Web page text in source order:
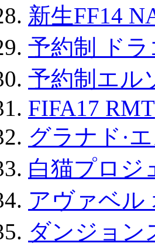
新生FF14
予約制 ド
予約制エル
FIFA17 RMT
グラナド·
白猫プロジ
アヴァベル
ダンジョン